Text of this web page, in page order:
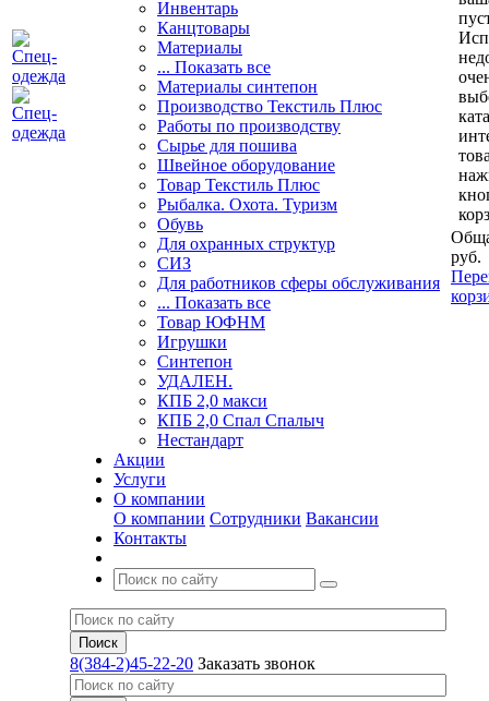
Инвентарь
Канцтовары
Материалы
... Показать все
Материалы синтепон
Производство Текстиль Плюс
Работы по производству
Сырье для пошива
Швейное оборудование
Товар Текстиль Плюс
Рыбалка. Охота. Туризм
Обувь
Для охранных структур
СИЗ
Для работников сферы обслуживания
... Показать все
Товар ЮФНМ
Игрушки
Синтепон
УДАЛЕН.
КПБ 2,0 макси
КПБ 2,0 Спал Спалыч
Нестандарт
Акции
Услуги
О компании
О компании Сотрудники Вакансии
Контакты
8(384-2)45-22-20 Заказать звонок
руб.